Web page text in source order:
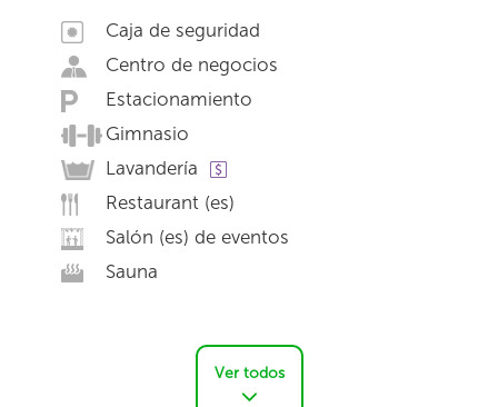
Caja de seguridad
Centro de negocios
Estacionamiento
Gimnasio
Lavandería
Restaurant (es)
Salón (es) de eventos
Sauna
Ver todos